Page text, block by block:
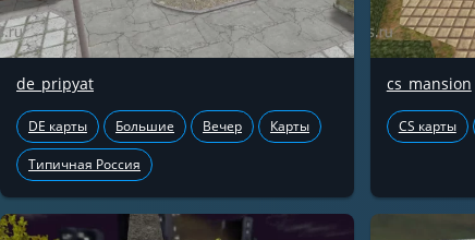
de_pripyat
DE карты Большие Вечер Карты
Типичная Россия
cs_mansion
CS карты